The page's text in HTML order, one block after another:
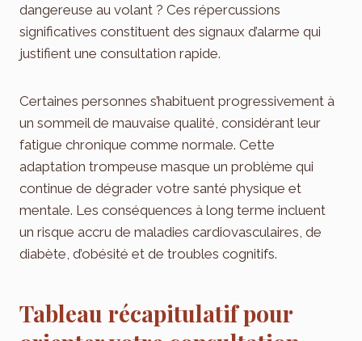
dangereuse au volant ? Ces répercussions
significatives constituent des signaux d’alarme qui
justifient une consultation rapide.
Certaines personnes s’habituent progressivement à
un sommeil de mauvaise qualité, considérant leur
fatigue chronique comme normale. Cette
adaptation trompeuse masque un problème qui
continue de dégrader votre santé physique et
mentale. Les conséquences à long terme incluent
un risque accru de maladies cardiovasculaires, de
diabète, d’obésité et de troubles cognitifs.
Tableau récapitulatif pour